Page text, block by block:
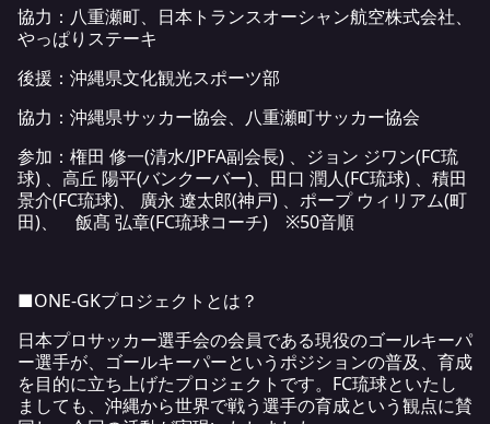
協力：八重瀬町、日本トランスオーシャン航空株式会社、
やっぱりステーキ
後援：沖縄県文化観光スポーツ部
協力：沖縄県サッカー協会、八重瀬町サッカー協会
参加：権田 修一(清水/JPFA副会⾧) 、ジョン ジワン(FC琉
球) 、高丘 陽平(バンクーバー)、田口 潤人(FC琉球) 、積田
景介(FC琉球)、 廣永 遼太郎(神戸) 、ポープ ウィリアム(町
田)、 飯髙 弘章(FC琉球コーチ) ※50音順
■ONE-GKプロジェクトとは？
日本プロサッカー選手会の会員である現役のゴールキーパ
ー選手が、ゴールキーパーというポジションの普及、育成
を目的に立ち上げたプロジェクトです。FC琉球といたし
ましても、沖縄から世界で戦う選手の育成という観点に賛